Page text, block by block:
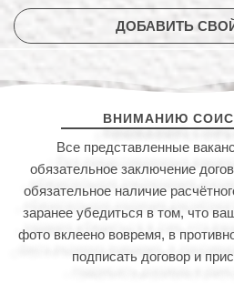
ДОБАВИТЬ
ВНИМАНИЮ
Все представленные
обязательное заключение
обязательное наличие
заранее убедиться в том, что
фото вклеено вовремя, в
подписать договор и